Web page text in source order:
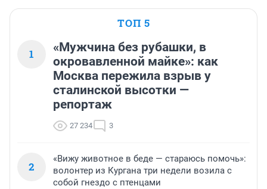
ТОП 5
1
«Мужчина без рубашки, в
окровавленной майке»: как
Москва пережила взрыв у
сталинской высотки —
репортаж
27 234 3
2
«Вижу животное в беде — стараюсь помочь»:
волонтер из Кургана три недели возила с
собой гнездо с птенцами